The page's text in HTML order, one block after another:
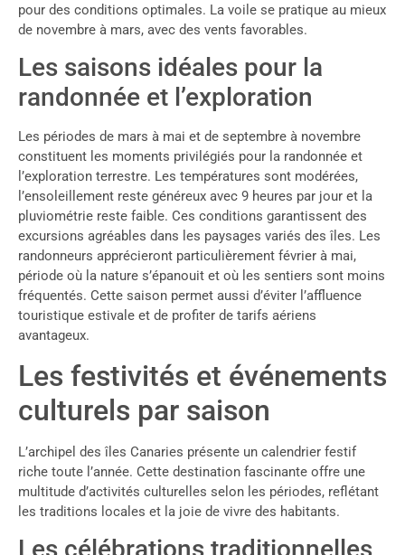
pour des conditions optimales. La voile se pratique au mieux
de novembre à mars, avec des vents favorables.
Les saisons idéales pour la
randonnée et l’exploration
Les périodes de mars à mai et de septembre à novembre
constituent les moments privilégiés pour la randonnée et
l’exploration terrestre. Les températures sont modérées,
l’ensoleillement reste généreux avec 9 heures par jour et la
pluviométrie reste faible. Ces conditions garantissent des
excursions agréables dans les paysages variés des îles. Les
randonneurs apprécieront particulièrement février à mai,
période où la nature s’épanouit et où les sentiers sont moins
fréquentés. Cette saison permet aussi d’éviter l’affluence
touristique estivale et de profiter de tarifs aériens
avantageux.
Les festivités et événements
culturels par saison
L’archipel des îles Canaries présente un calendrier festif
riche toute l’année. Cette destination fascinante offre une
multitude d’activités culturelles selon les périodes, reflétant
les traditions locales et la joie de vivre des habitants.